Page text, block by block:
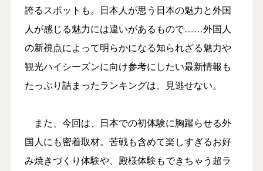
誇るスポットも。日本人が思う日本の魅力と外国
人が感じる魅力には違いがあるもので……外国人
の新視点によって明らかになる知られざる魅力や
観光ハイシーズンに向け参考にしたい最新情報も
たっぷり詰まったランキングは、見逃せない。
また、今回は、日本での初体験に胸躍らせる外
国人にも密着取材。苦戦も含めて楽しすぎるお好
み焼きづくり体験や、殿様体験もできちゃう超ラ